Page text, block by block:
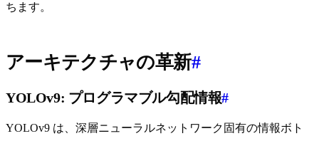
ちます。
アーキテクチャの革新#
YOLOv9: プログラマブル勾配情報#
YOLOv9 は、深層ニューラルネットワーク固有の情報ボト